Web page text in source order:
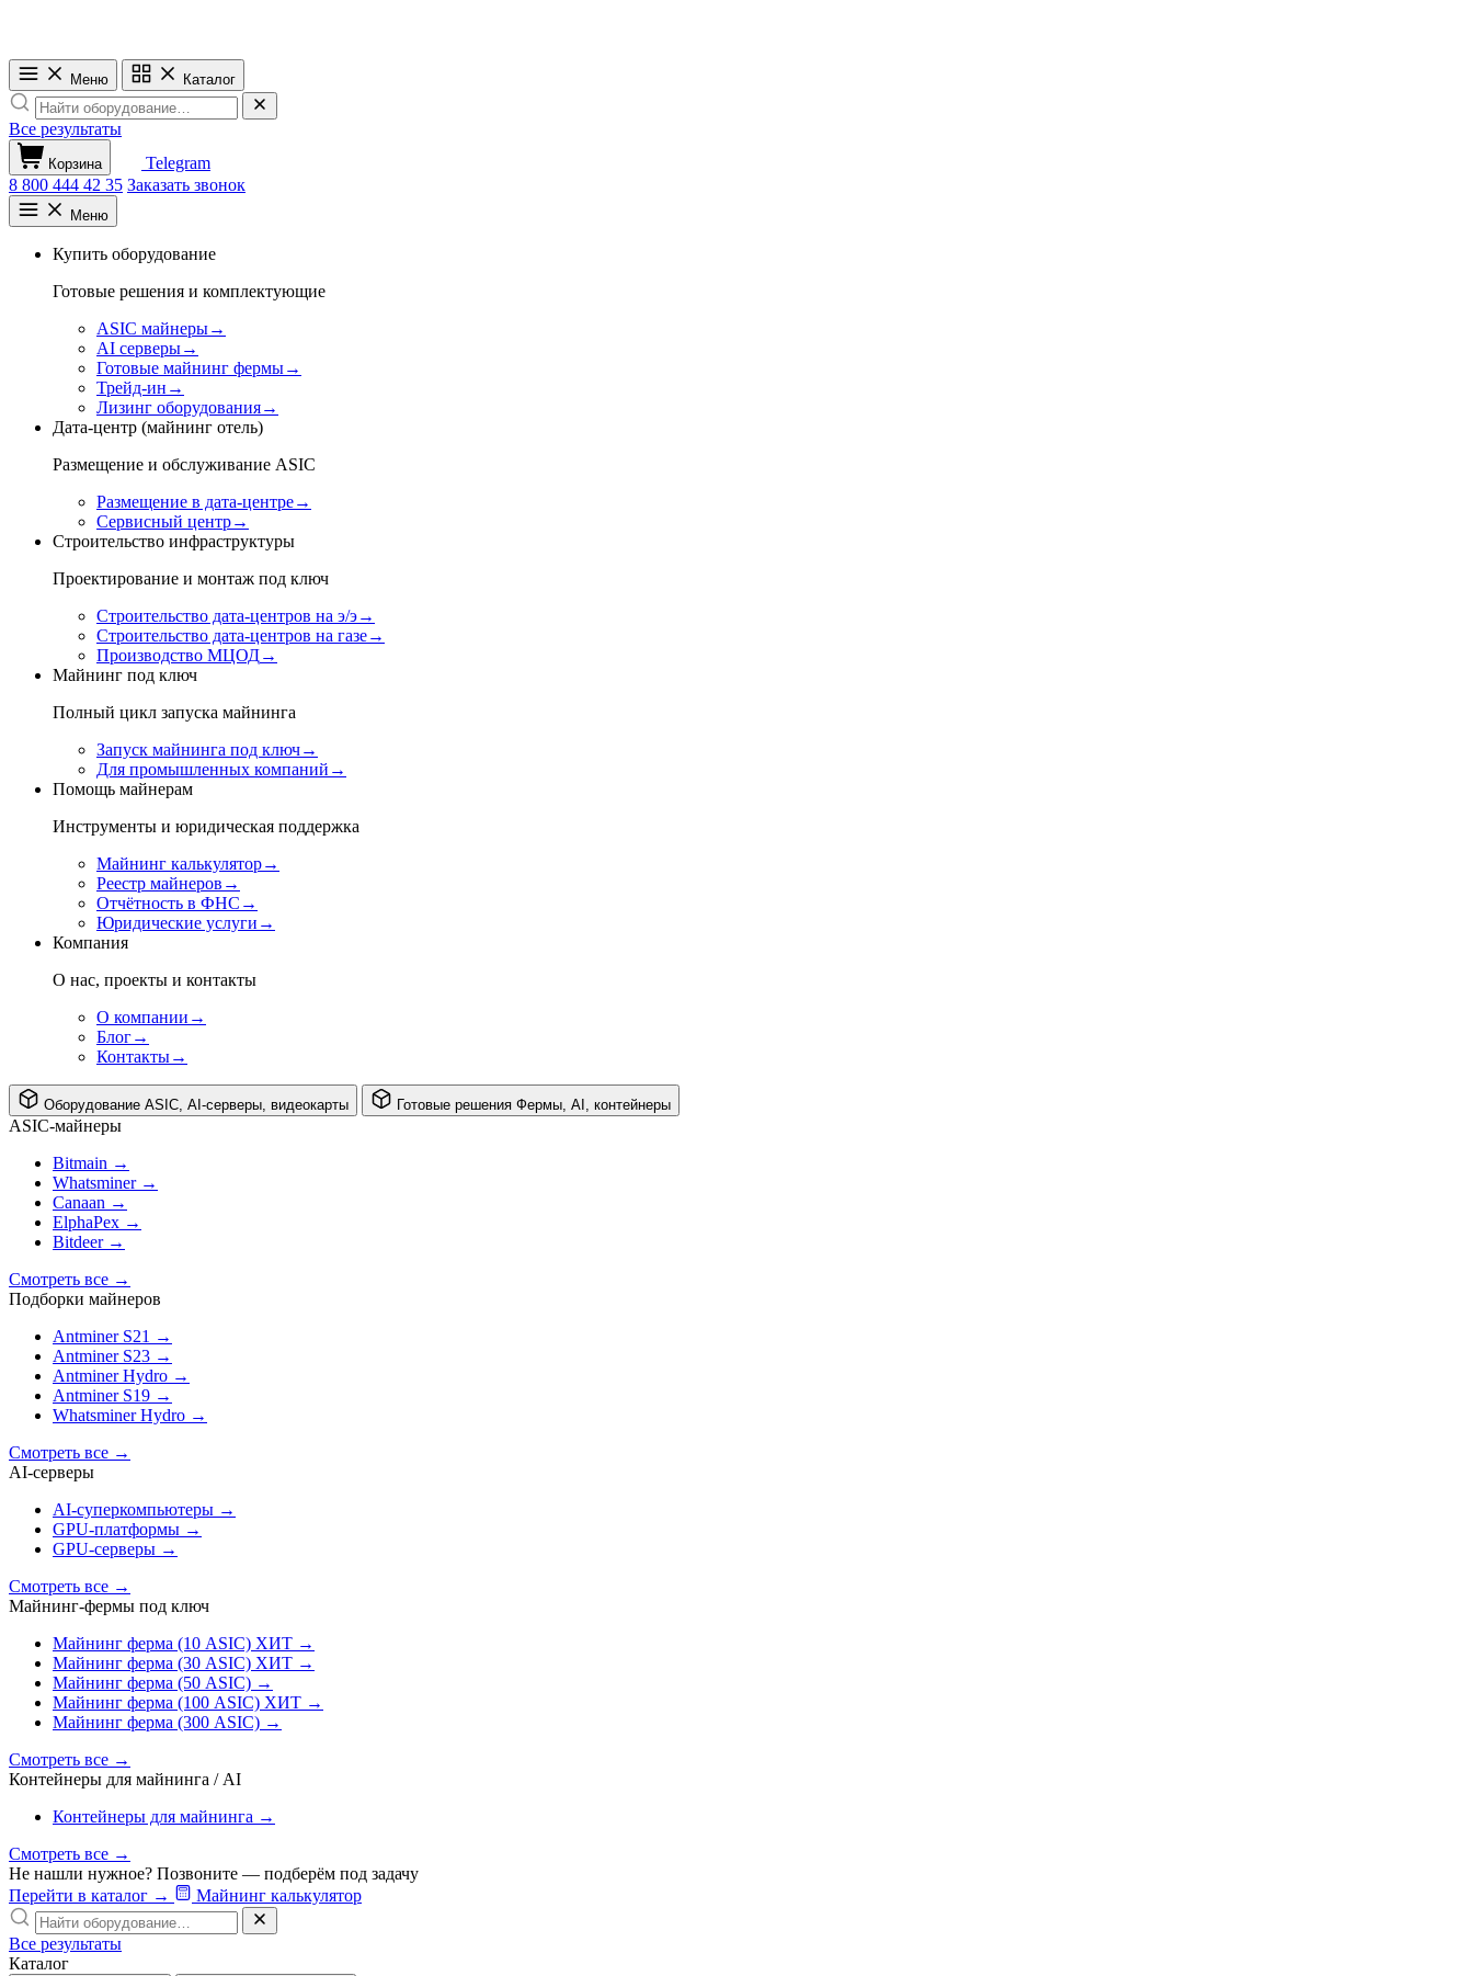
Меню Каталог
Все результаты
Корзина
Telegram
8 800 444 42 35 Заказать звонок
Меню
Купить оборудование
Готовые решения и комплектующие
ASIC майнеры→
AI серверы→
Готовые майнинг фермы→
Трейд-ин →
Лизинг оборудования→
Дата-центр (майнинг отель)
Размещение и обслуживание ASIC
Размещение в дата-центре→
Сервисный центр→
Строительство инфраструктуры
Проектирование и монтаж под ключ
Строительство дата-центров на э/э→
Строительство дата-центров на газе→
Производство МЦОД→
Майнинг под ключ
Полный цикл запуска майнинга
Запуск майнинга под ключ→
Для промышленных компаний →
Помощь майнерам
Инструменты и юридическая поддержка
Майнинг калькулятор→
Реестр майнеров →
Отчётность в ФНС →
Юридические услуги →
Компания
О нас, проекты и контакты
О компании →
Блог→
Контакты→
Оборудование ASIC, AI-серверы, видеокарты Готовые решения Фермы, AI, контейнеры
ASIC-майнеры
Bitmain →
Whatsminer →
Canaan →
ElphaPex →
Bitdeer →
Смотреть все →
Подборки майнеров
Antminer S21 →
Antminer S23 →
Antminer Hydro →
Antminer S19 →
Whatsminer Hydro →
Смотреть все →
AI‑серверы
AI‑суперкомпьютеры →
GPU‑платформы →
GPU‑серверы →
Смотреть все →
Майнинг-фермы под ключ
Майнинг ферма (10 ASIC) ХИТ →
Майнинг ферма (30 ASIC) ХИТ →
Майнинг ферма (50 ASIC) →
Майнинг ферма (100 ASIC) ХИТ →
Майнинг ферма (300 ASIC) →
Смотреть все →
Контейнеры для майнинга / AI
Контейнеры для майнинга →
Смотреть все →
Не нашли нужное? Позвоните — подберём под задачу
Перейти в каталог → Майнинг калькулятор
Все результаты
Каталог